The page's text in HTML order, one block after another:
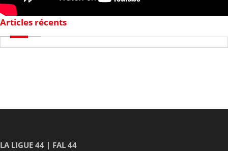
Articles récents
LA LIGUE 44 | FAL 44